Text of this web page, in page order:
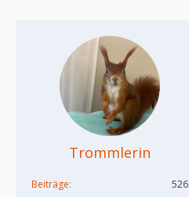
Trommlerin
Beiträge 526